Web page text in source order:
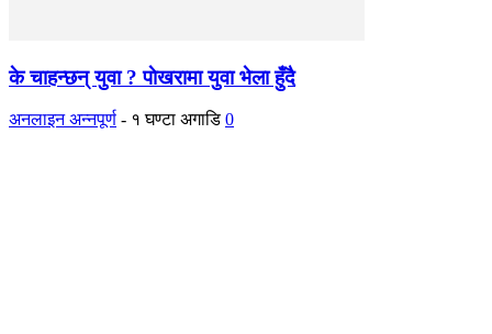
के चाहन्छन् युवा ? पाेखरामा युवा भेला हुँदै
अनलाइन अन्नपूर्ण - १ घण्टा अगाडि 0